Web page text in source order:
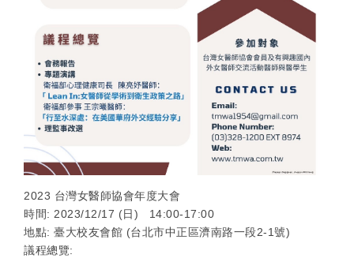
2023 台灣女醫師協會年度大會
時間: 2023/12/17 (日) 14:00-17:00
地點: 臺大校友會館 (台北市中正區濟南路一段2-1號)
議程總覽: